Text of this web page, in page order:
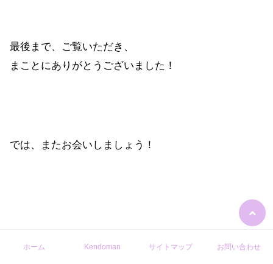
最後まで、ご覧いただき、
まことにありがとうございました！
では、またお会いしましょう！
ホーム Kendoman サイトマップ お問い合わせ